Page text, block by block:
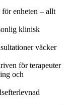
enheten – allt
klinisk
väcker
för terapeuter
och